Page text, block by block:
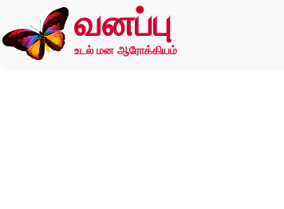
வனப்பு
உடல் மன ஆரோக்கியம்